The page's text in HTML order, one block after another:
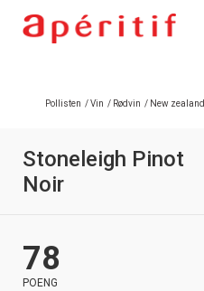
Pollisten /Vin / Rødvin / New zealand
Stoneleigh Pinot
Noir
78
POENG